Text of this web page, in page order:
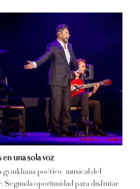
una sola voz
gymkhana poético–musical del
Segunda oportunidad para disfrutar